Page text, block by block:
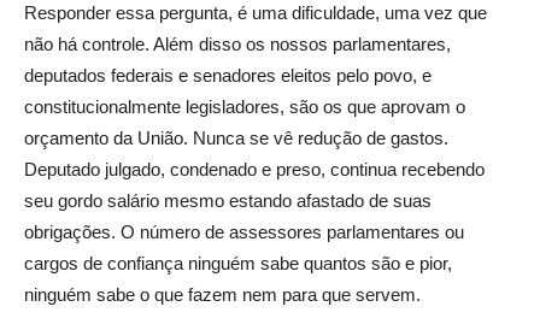
Responder essa pergunta, é uma dificuldade, uma vez que
não há controle. Além disso os nossos parlamentares,
deputados federais e senadores eleitos pelo povo, e
constitucionalmente legisladores, são os que aprovam o
orçamento da União. Nunca se vê redução de gastos.
Deputado julgado, condenado e preso, continua recebendo
seu gordo salário mesmo estando afastado de suas
obrigações. O número de assessores parlamentares ou
cargos de confiança ninguém sabe quantos são e pior,
ninguém sabe o que fazem nem para que servem.